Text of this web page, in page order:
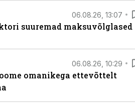
06.08.26, 13:07
suuremad maksuvõlglased
06.08.26, 10:29
omanikega ettevõttelt